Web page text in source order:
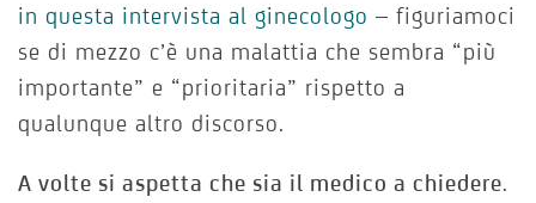
in questa intervista al ginecologo – figuriamoci
se di mezzo c’è una malattia che sembra “più
importante” e “prioritaria” rispetto a
qualunque altro discorso.
A volte si aspetta che sia il medico a chiedere.